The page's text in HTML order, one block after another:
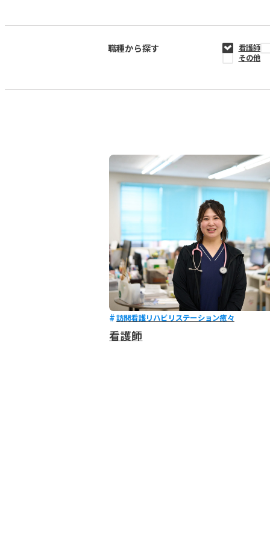
職種から探す
看護師
その他
訪問看護リハビリステーション癒々
看護師